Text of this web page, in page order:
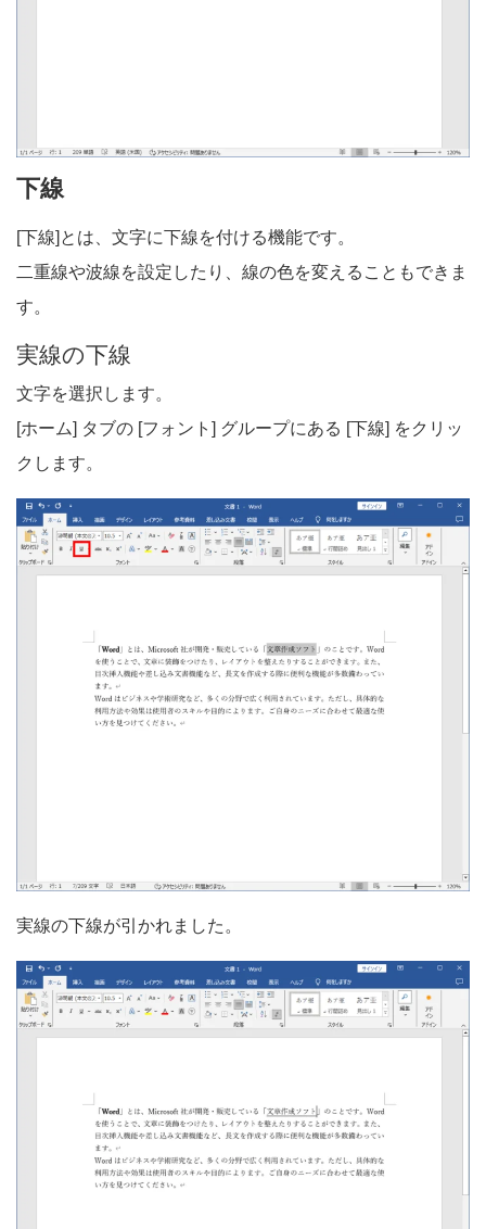
下線
[下線]とは、文字に下線を付ける機能です。
二重線や波線を設定したり、線の色を変えることもできま
す。
実線の下線
文字を選択します。
[ホーム] タブの [フォント] グループにある [下線] をクリッ
クします。
実線の下線が引かれました。